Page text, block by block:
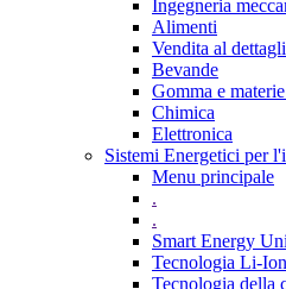
Ingegneria
Alimenti
Vendita al
Bevande
Gomma e
Chimica
Elettronica
Sistemi Energetici per
Menu principale
.
.
Smart Energy
Tecnologia Li-Ion
Tecnologia della